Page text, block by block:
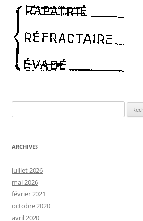
ARCHIVES
juillet 2026
mai 2026
février 2021
octobre 2020
avril 2020